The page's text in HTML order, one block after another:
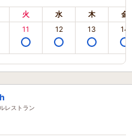
火 水 木 金
11 12 13 14
レストラン